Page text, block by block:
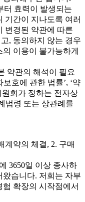
터 효력이 발생되는
기간이 지나도록 여러
변경된 약관에 따른
, 동의하지 않는 경우
이용이 불가능하게
약관의 해석이 필요
호에 관한 법률’, ‘약
원회가 정하는 전자상
법령 또는 상관례를
계약의 체결, 2. 구매
3650일 이상 종사하
습니다. 저희는 자부
확장의 시작점에서